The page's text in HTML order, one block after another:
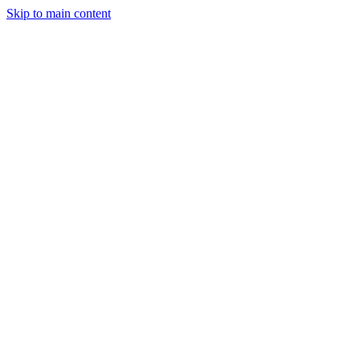
Skip to main content